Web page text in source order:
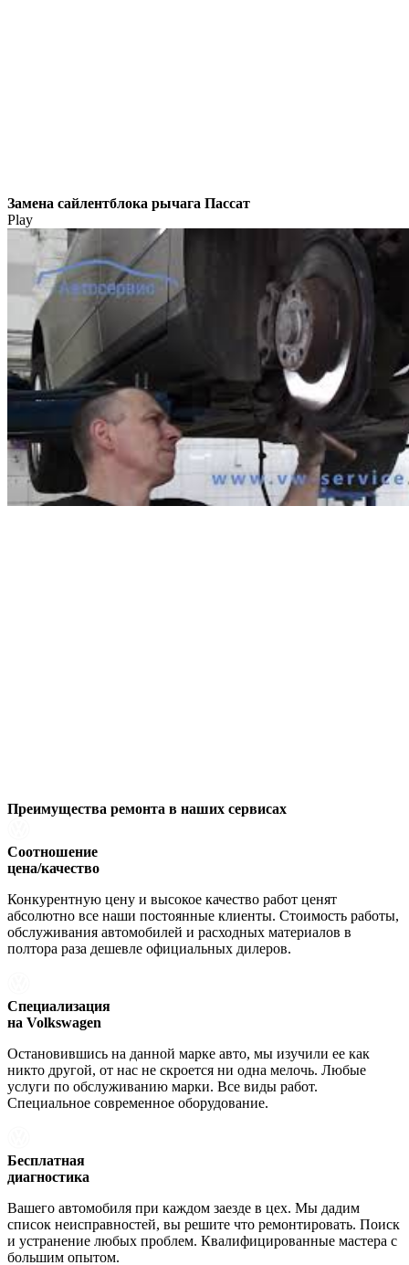
Замена сайлентблока рычага Пассат
Play
Преимущества ремонта в наших сервисах
Соотношение
цена/качество
Конкурентную цену и высокое качество работ ценят
абсолютно все наши постоянные клиенты. Стоимость работы,
обслуживания автомобилей и расходных материалов в
полтора раза дешевле официальных дилеров.
Специализация
на Volkswagen
Остановившись на данной марке авто, мы изучили ее как
никто другой, от нас не скроется ни одна мелочь. Любые
услуги по обслуживанию марки. Все виды работ.
Специальное современное оборудование.
Бесплатная
диагностика
Вашего автомобиля при каждом заезде в цех. Мы дадим
список неисправностей, вы решите что ремонтировать. Поиск
и устранение любых проблем. Квалифицированные мастера с
большим опытом.